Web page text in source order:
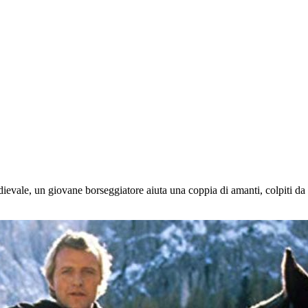
un giovane borseggiatore aiuta una coppia di amanti, colpiti